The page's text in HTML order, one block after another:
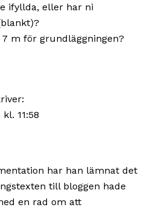
ifyllda, eller har ni
m för grundläggningen?
11:58
har han lämnat det
till bloggen hade
en rad om att